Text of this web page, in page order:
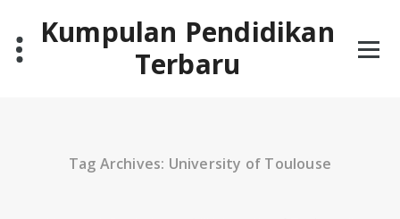
contentKumpulan Pendidikan
Terbaru
Tag Archives: University of Toulouse